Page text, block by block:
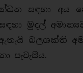
සඳහා අය
මුදල්
බලශක්ති
පැවැසීය.